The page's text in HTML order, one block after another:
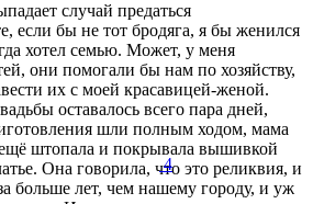
случай предаться
если бы не тот бродяга, я бы женился
хотел семью. Может, у меня
они помогали бы нам по хозяйству,
их с моей красавицей-женой.
оставалось всего пара дней,
шли полным ходом, мама
штопала и покрывала вышивкой
Она говорила, что это реликвия, и
больше лет, чем нашему городу, и уж
4